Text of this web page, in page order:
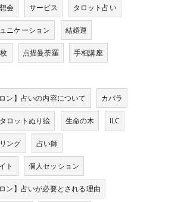
会 サービス タロット占い
ニケーション 結婚運
点描曼荼羅 手相講座
ン】占いの内容について カバラ
タロットぬり絵 生命の木 ILC
ング 占い師
ト 個人セッション
ン】占いが必要とされる理由